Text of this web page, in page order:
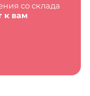
со склада
к вам